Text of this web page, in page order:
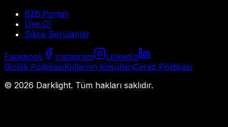
B2B Portalı
Üye Ol
Sıkça Sorulanlar
Facebook Instagram
LinkedIn
Gizlilik PolitikasıKullanım KoşullarıÇerez Politikası
© 2026 Darklight. Tüm hakları saklıdır.